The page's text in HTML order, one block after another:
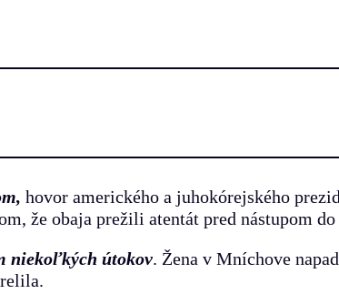
hovor amerického a juhokórejského
že obaja prežili atentát pred nástupom do
niekoľkých útokov. Žena v Mníchove